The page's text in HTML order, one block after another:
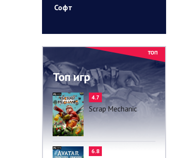
Софт
Топ игр
4.7
Scrap Mechanic
6.8